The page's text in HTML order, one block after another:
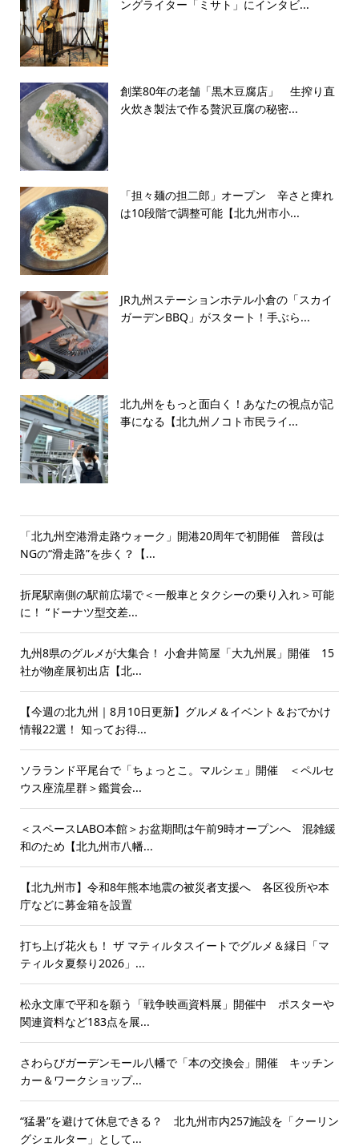
ングライター「ミサト」にインタビ...
創業80年の老舗「黒木豆腐店」 生搾り直
火炊き製法で作る贅沢豆腐の秘密...
「担々麺の担二郎」オープン 辛さと痺れ
は10段階で調整可能【北九州市小...
JR九州ステーションホテル小倉の「スカイ
ガーデンBBQ」がスタート！手ぶら...
北九州をもっと面白く！あなたの視点が記
事になる【北九州ノコト市民ライ...
「北九州空港滑走路ウォーク」開港20周年で初開催 普段は
NGの“滑走路”を歩く？【...
折尾駅南側の駅前広場で＜一般車とタクシーの乗り入れ＞可能
に！ “ドーナツ型交差...
九州8県のグルメが大集合！ 小倉井筒屋「大九州展」開催 15
社が物産展初出店【北...
【今週の北九州｜8月10日更新】グルメ＆イベント＆おでかけ
情報22選！ 知ってお得...
ソラランド平尾台で「ちょっとこ。マルシェ」開催 ＜ペルセ
ウス座流星群＞鑑賞会...
＜スペースLABO本館＞お盆期間は午前9時オープンへ 混雑緩
和のため【北九州市八幡...
【北九州市】令和8年熊本地震の被災者支援へ 各区役所や本
庁などに募金箱を設置
打ち上げ花火も！ ザ マティルタスイートでグルメ＆縁日「マ
ティルタ夏祭り2026」...
松永文庫で平和を願う「戦争映画資料展」開催中 ポスターや
関連資料など183点を展...
さわらびガーデンモール八幡で「本の交換会」開催 キッチン
カー＆ワークショップ...
“猛暑”を避けて休息できる？ 北九州市内257施設を「クーリン
グシェルター」として...